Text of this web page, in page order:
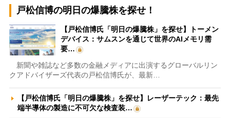
戸松信博の明日の爆騰株を探せ！
【戸松信博氏「明日の爆騰株」を探せ】トーメン
デバイス：サムスンを通じて世界のAIメモリ需
要…
新聞や雑誌など多数の金融メディアに出演するグローバルリン
クアドバイザーズ代表の戸松信博氏が、最新…
【戸松信博氏「明日の爆騰株」を探せ】レーザーテック：最先
端半導体の製造に不可欠な検査装…